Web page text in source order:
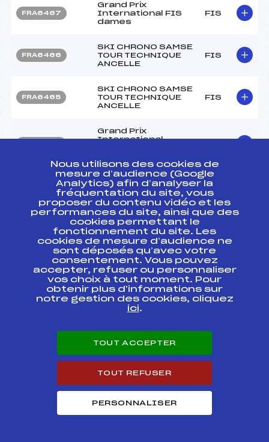
FRA6467
Grand Prix
International FIS
dames
FIS
FRA6466
SKI CHRONO SAMSE
TOUR TECHNIQUE
ANCELLE
FIS
FRA6465
SKI CHRONO SAMSE
TOUR TECHNIQUE
ANCELLE
FIS
Grand Prix
International
FRA6462
Course FIS – GS
Dames
FIS
Ski Chrono Samse
Tour Technique – GS
Dames
GP International
VAL THORENS- SL
Dames
FIS
GP International
VAL THORENS- SL
Circuits Alpin 2018
Dames Ski Chrono SAMSE Tour -18 ans
Nous utilisons des cookies de
mesure d’audience (Google
Analytics) afin d’analyser la
fréquentation du site, vous
proposer du contenu vidéo et les
performances du site, ainsi que des
cookies permettant le
fonctionnement du site. Les
cookies de mesure d’audience ne
sont déposés qu’avec votre
consentement. Vous pouvez
accepter, refuser ou personnaliser
vos choix à tout moment. Pour
obtenir plus d'informations sur
notre gestion des cookies, cliquez
ici.
TOUT ACCEPTER
TOUT REFUSER
PERSONNALISER